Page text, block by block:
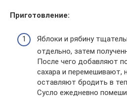
Приготовление:
Яблоки и рябину
отдельно, затем
После чего добавляют
сахара и перемешивают,
оставляют бродить в
Сусло ежедневно